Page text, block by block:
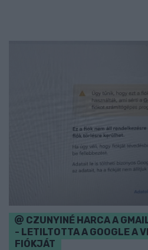
CZUNYINÉ HARCA A
- LETILTOTTA A GOOGLE A
FIÓKJÁT